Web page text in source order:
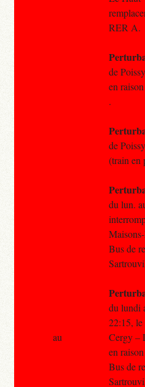
RER A.
de
en
.
de
(train en
du lun.
Bus de
du lundi
22:15, le
Cergy –
en
Bus de
au